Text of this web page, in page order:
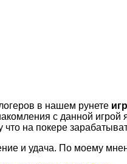
в нашем рунете
с данной
на покере
и удача. По моему